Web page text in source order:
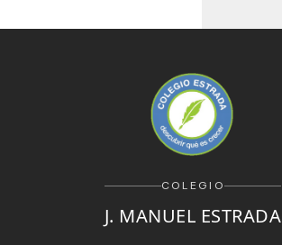
COLEGIO
J. MANUEL ESTRADA